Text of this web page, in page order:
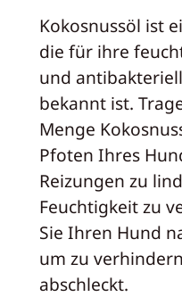
Kokosnussöl ist
die für ihre
und
bekannt ist.
Menge
Pfoten Ihres
Reizungen zu
Feuchtigkeit zu
Sie Ihren Hund
um zu
abschleckt.